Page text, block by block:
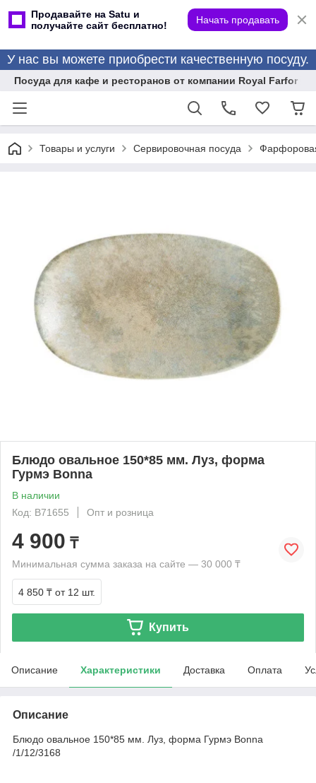
Продавайте на Satu и
получайте сайт бесплатно!
Начать продавать
У нас вы можете приобрести качественную посуду.
Посуда для кафе и ресторанов от компании Royal Farfor
Товары и услуги Сервировочная посуда
Блюдо овальное 150*85 мм. Луз, форма
Гурмэ Bonna
В наличии
Код: B71655
Опт и розница
4 900 ₸
Минимальная сумма заказа на сайте — 30 000 ₸
4 850 ₸ от 12 шт.
Купить
Описание Характеристики Доставка Оплата
Описание
Блюдо овальное 150*85 мм. Луз, форма Гурмэ Bonna
/1/12/3168